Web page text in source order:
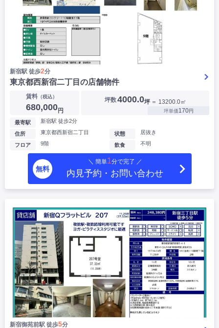
新宿駅 徒歩2分
東京都西新宿二丁目の店舗物件
賃料（税込）
680,000円
坪数4000.0坪 ＝ 13200.0㎡
坪単価170円
最寄駅 新宿駅 徒歩2分
住所 東京都西新宿二丁目
フロア 9階
状態 居抜き
飲食 不明
無料
＼ 簡単1分で完了 ／
内見予約・お問い合わせ
新宿御苑前駅 徒歩5分